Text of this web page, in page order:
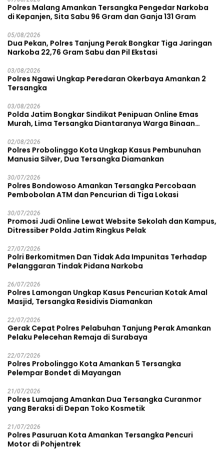
Polres Malang Amankan Tersangka Pengedar Narkoba
di Kepanjen, Sita Sabu 96 Gram dan Ganja 131 Gram
05/08/2026
Dua Pekan, Polres Tanjung Perak Bongkar Tiga Jaringan
Narkoba 22,76 Gram Sabu dan Pil Ekstasi
03/08/2026
Polres Ngawi Ungkap Peredaran Okerbaya Amankan 2
Tersangka
03/08/2026
Polda Jatim Bongkar Sindikat Penipuan Online Emas
Murah, Lima Tersangka Diantaranya Warga Binaan
02/08/2026
Polres Probolinggo Kota Ungkap Kasus Pembunuhan
Manusia Silver, Dua Tersangka Diamankan
30/07/2026
Polres Bondowoso Amankan Tersangka Percobaan
Pembobolan ATM dan Pencurian di Tiga Lokasi
30/07/2026
Promosi Judi Online Lewat Website Sekolah dan Kampus,
Ditressiber Polda Jatim Ringkus Pelak
27/07/2026
Polri Berkomitmen Dan Tidak Ada Impunitas Terhadap
Pelanggaran Tindak Pidana Narkoba
26/07/2026
Polres Lamongan Ungkap Kasus Pencurian Kotak Amal
Masjid, Tersangka Residivis Diamankan
22/07/2026
Gerak Cepat Polres Pelabuhan Tanjung Perak Amankan
Pelaku Pelecehan Remaja di Surabaya
22/07/2026
Polres Probolinggo Kota Amankan 5 Tersangka
Pelempar Bondet di Mayangan
21/07/2026
Polres Lumajang Amankan Dua Tersangka Curanmor
yang Beraksi di Depan Toko Kosmetik
21/07/2026
Polres Pasuruan Kota Amankan Tersangka Pencuri
Motor di Pohjentrek